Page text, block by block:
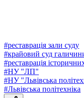
#реставрація зали суду
#крайовий суд
#реставрація
#НУ "ЛП"
#НУ "Львівська
#Львівська політехніка